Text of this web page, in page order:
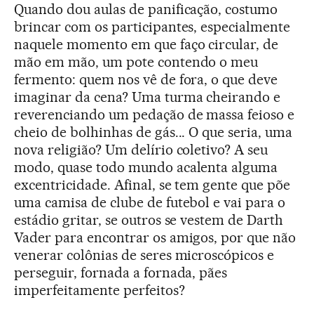
Quando dou aulas de panificação, costumo
brincar com os participantes, especialmente
naquele momento em que faço circular, de
mão em mão, um pote contendo o meu
fermento: quem nos vê de fora, o que deve
imaginar da cena? Uma turma cheirando e
reverenciando um pedação de massa feioso e
cheio de bolhinhas de gás... O que seria, uma
nova religião? Um delírio coletivo? A seu
modo, quase todo mundo acalenta alguma
excentricidade. Afinal, se tem gente que põe
uma camisa de clube de futebol e vai para o
estádio gritar, se outros se vestem de Darth
Vader para encontrar os amigos, por que não
venerar colônias de seres microscópicos e
perseguir, fornada a fornada, pães
imperfeitamente perfeitos?